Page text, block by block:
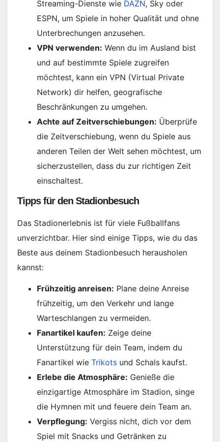
Streaming-Dienste wie DAZN, Sky oder
ESPN, um Spiele in hoher Qualität und ohne
Unterbrechungen anzusehen.
VPN verwenden: Wenn du im Ausland bist
und auf bestimmte Spiele zugreifen
möchtest, kann ein VPN (Virtual Private
Network) dir helfen, geografische
Beschränkungen zu umgehen.
Achte auf Zeitverschiebungen: Überprüfe
die Zeitverschiebung, wenn du Spiele aus
anderen Teilen der Welt sehen möchtest, um
sicherzustellen, dass du zur richtigen Zeit
einschaltest.
Tipps für den Stadionbesuch
Das Stadionerlebnis ist für viele Fußballfans
unverzichtbar. Hier sind einige Tipps, wie du das
Beste aus deinem Stadionbesuch herausholen
kannst:
Frühzeitig anreisen: Plane deine Anreise
frühzeitig, um den Verkehr und lange
Warteschlangen zu vermeiden.
Fanartikel kaufen: Zeige deine
Unterstützung für dein Team, indem du
Fanartikel wie Trikots und Schals kaufst.
Erlebe die Atmosphäre: Genieße die
einzigartige Atmosphäre im Stadion, singe
die Hymnen mit und feuere dein Team an.
Verpflegung: Vergiss nicht, dich vor dem
Spiel mit Snacks und Getränken zu